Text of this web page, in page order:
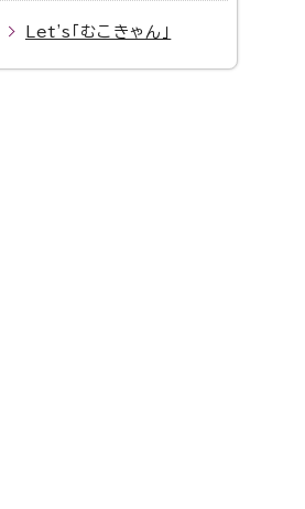
Let's「むこきゃん」